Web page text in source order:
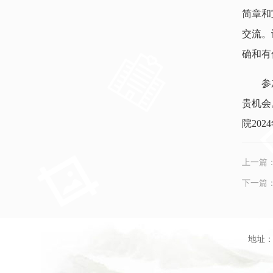
简章
交流
确和
参
贵机
院
上一篇
下一篇
地址